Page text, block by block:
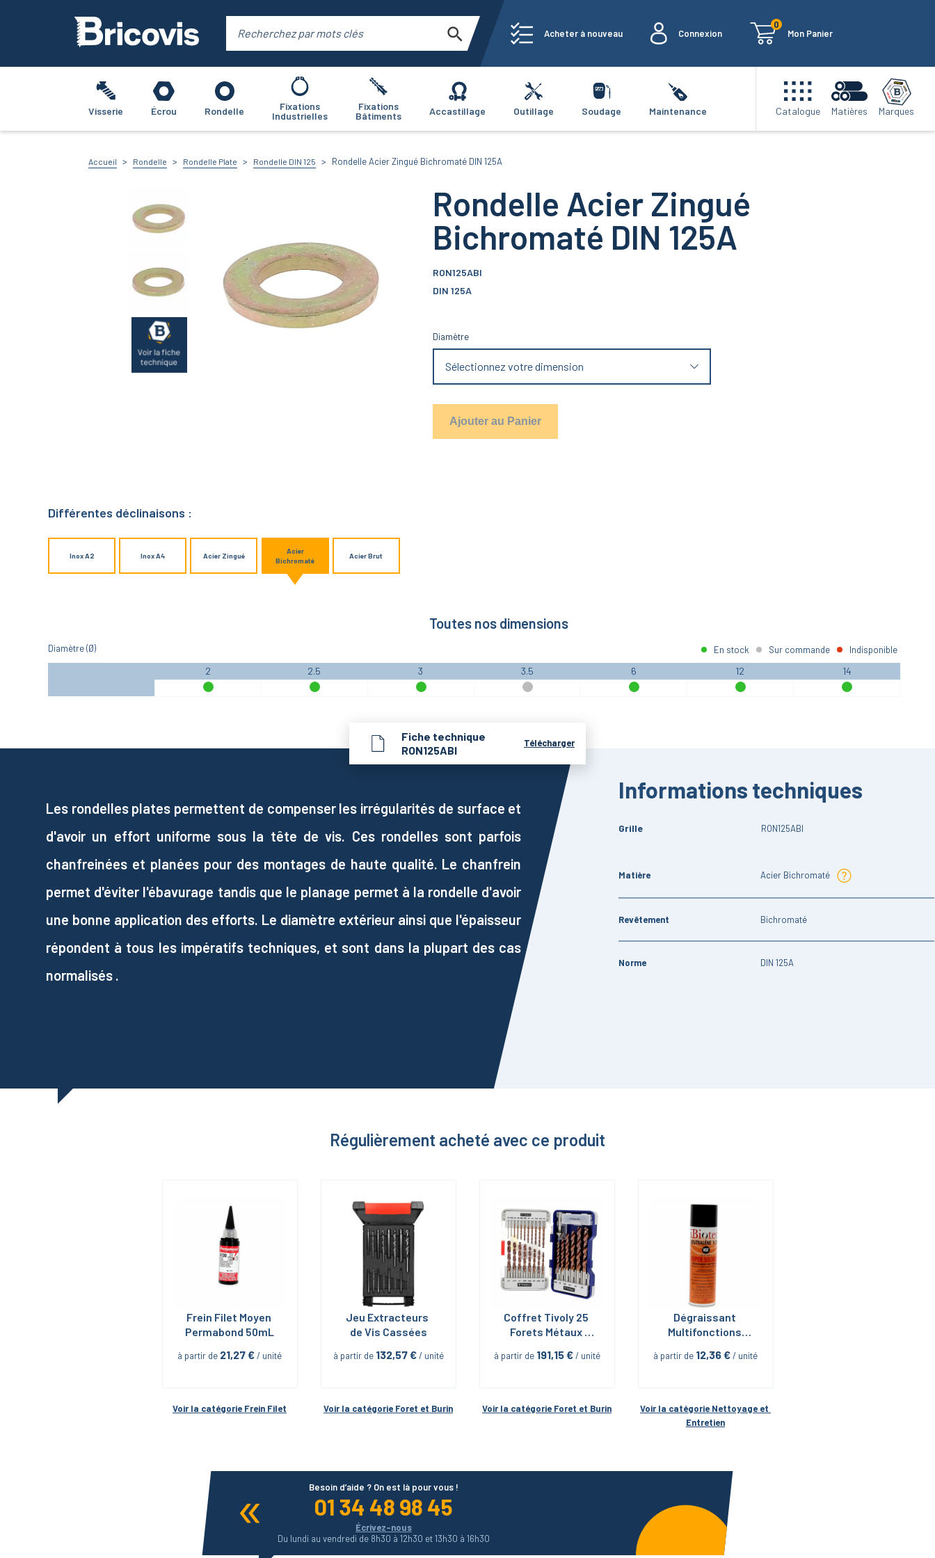
Acheter à nouveau Connexion
0
Mon Panier
Visserie Écrou Rondelle
Fixations
Industrielles
Fixations
Bâtiments
Accastillage Outillage Soudage Maintenance Catalogue Matières Marques
Accueil Rondelle Rondelle Plate Rondelle DIN 125 Rondelle Acier Zingué Bichromaté DIN 125A
Rondelle Acier Zingué
Bichromaté DIN 125A
RON125ABI
DIN 125A
Diamètre
Sélectionnez votre dimension
Ajouter au Panier
Différentes déclinaisons :
Inox A2 Inox A4 Acier Zingué
Acier
Bichromaté
Acier Brut
Toutes nos dimensions
Diamètre (Ø) En stock Sur commande Indisponible
2 2.5 3 3.5 6 12 14
Fiche technique
RON125ABI
Télécharger
Les rondelles plates permettent de compenser les irrégularités de surface et
d'avoir un effort uniforme sous la tête de vis. Ces rondelles sont parfois
chanfreinées et planées pour des montages de haute qualité. Le chanfrein
permet d'éviter l'ébavurage tandis que le planage permet à la rondelle d'avoir
une bonne application des efforts. Le diamètre extérieur ainsi que l'épaisseur
répondent à tous les impératifs techniques, et sont dans la plupart des cas
normalisés .
Informations techniques
Grille RON125ABI
Matière Acier Bichromaté
Revêtement Bichromaté
Norme DIN 125A
Régulièrement acheté avec ce produit
Frein Filet Moyen
Permabond 50mL
à partir de 21,27 € / unité
Voir la catégorie Frein Filet
Jeu Extracteurs
de Vis Cassées
à partir de 132,57 € / unité
Voir la catégorie Foret et Burin
Coffret Tivoly 25
Forets Métaux
90°
à partir de 191,15 € / unité
Voir la catégorie Foret et Burin
Dégraissant
Multifonctions
en Aérosol de 400
à partir de 12,36 € / unité
Voir la catégorie Nettoyage et
Entretien
Besoin d’aide ? On est là pour vous !
01 34 48 98 45
Écrivez-nous
Du lundi au vendredi de 8h30 à 12h30 et 13h30 à 16h30